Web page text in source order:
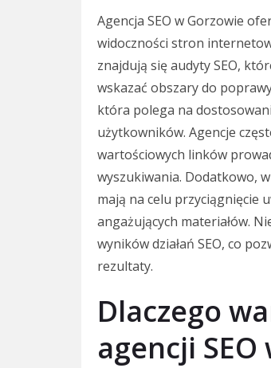
Agencja SEO w Gorzowie
widoczności stron
znajdują się audyty SEO,
wskazać obszary do
która polega na
użytkowników. Agencje
wartościowych linków
wyszukiwania. Dodatkowo,
mają na celu przyciągnięcie
angażujących materiałów.
wyników działań SEO, co
rezultaty.
Dlaczego
agencji